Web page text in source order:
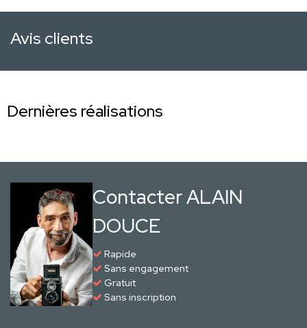
Avis clients
Dernières réalisations
Contacter ALAIN
DOUCE
Rapide
Sans engagement
Gratuit
Sans inscription